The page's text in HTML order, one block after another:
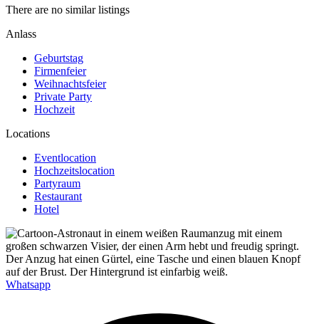
There are no similar listings
Anlass
Geburtstag
Firmenfeier
Weihnachtsfeier
Private Party
Hochzeit
Locations
Eventlocation
Hochzeitslocation
Partyraum
Restaurant
Hotel
Whatsapp